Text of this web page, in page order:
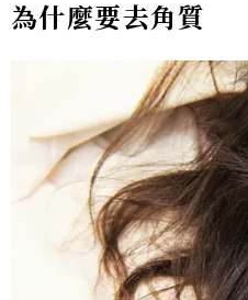
為什麼要去角質